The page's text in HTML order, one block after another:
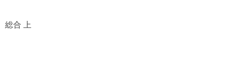
総合 上